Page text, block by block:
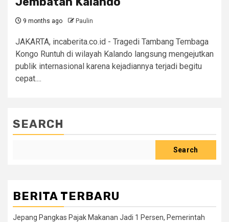
9 months ago Paulin
JAKARTA, incaberita.co.id - Tragedi Tambang Tembaga
Kongo Runtuh di wilayah Kalando langsung mengejutkan
publik internasional karena kejadiannya terjadi begitu
cepat....
SEARCH
Search
BERITA TERBARU
Jepang Pangkas Pajak Makanan Jadi 1 Persen, Pemerintah